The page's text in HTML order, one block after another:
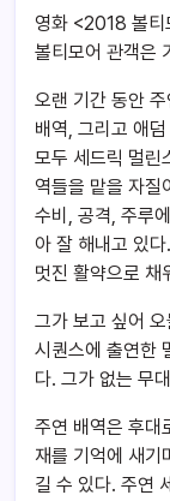
영화 <2018 볼티
볼티모어 관객은
오랜 기간 동안
배역, 그리고 애
모두 세드릭 멀린
역들을 맡을 자질
수비, 공격, 주루
아 잘 해내고 있
멋진 활약으로 채
그가 보고 싶어
시퀀스에 출연한
다. 그가 없는 무
주연 배역은 후대
재를 기억에 새기
길 수 있다. 주연